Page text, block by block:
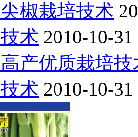
椒栽培技术
术 2010-10-31
产优质栽培技
术 2010-10-31